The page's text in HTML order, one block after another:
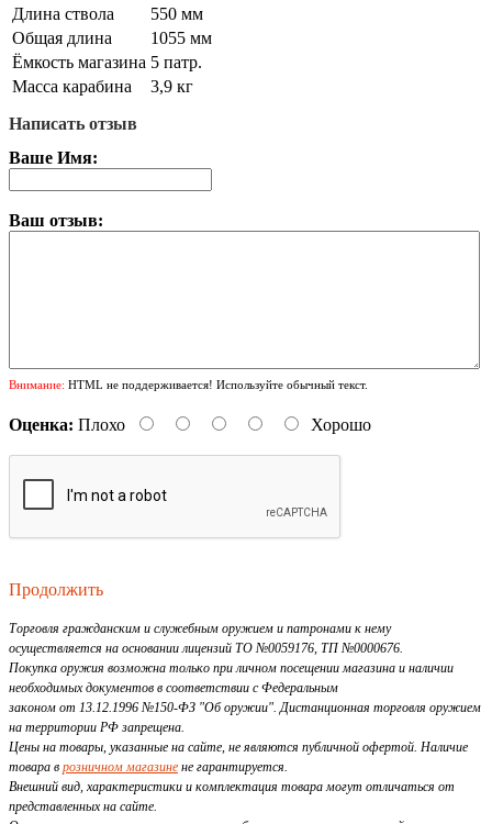
Длина ствола
550 мм
Общая длина
1055 мм
Ёмкость магазина 5 патр.
Масса карабина
3,9 кг
Написать отзыв
Ваше Имя:
Ваш отзыв:
Внимание: HTML не поддерживается! Используйте обычный текст.
Оценка: Плохо Хорошо
Продолжить
Торговля гражданским и служебным оружием и патронами к нему
осуществляется на основании лицензий ТО №0059176, ТП №0000676.
Покупка оружия возможна только при личном посещении магазина и наличии
необходимых документов в соответствии с Федеральным
законом от 13.12.1996 №150-ФЗ "Об оружии". Дистанционная торговля оружием
на территории РФ запрещена.
Цены на товары, указанные на сайте, не являются публичной офертой. Наличие
товара в розничном магазине не гарантируется.
Внешний вид, характеристики и комплектация товара могут отличаться от
представленных на сайте.